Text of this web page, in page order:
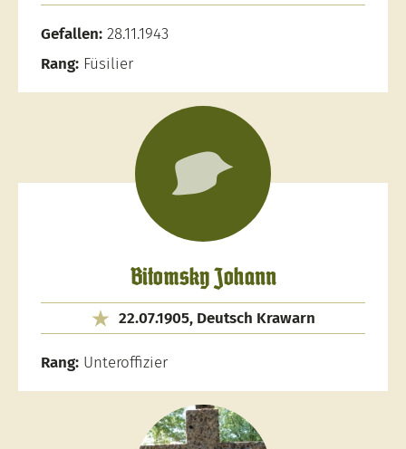
Gefallen: 28.11.1943
Rang: Füsilier
Bitomsky Johann
22.07.1905, Deutsch Krawarn
Rang: Unteroffizier